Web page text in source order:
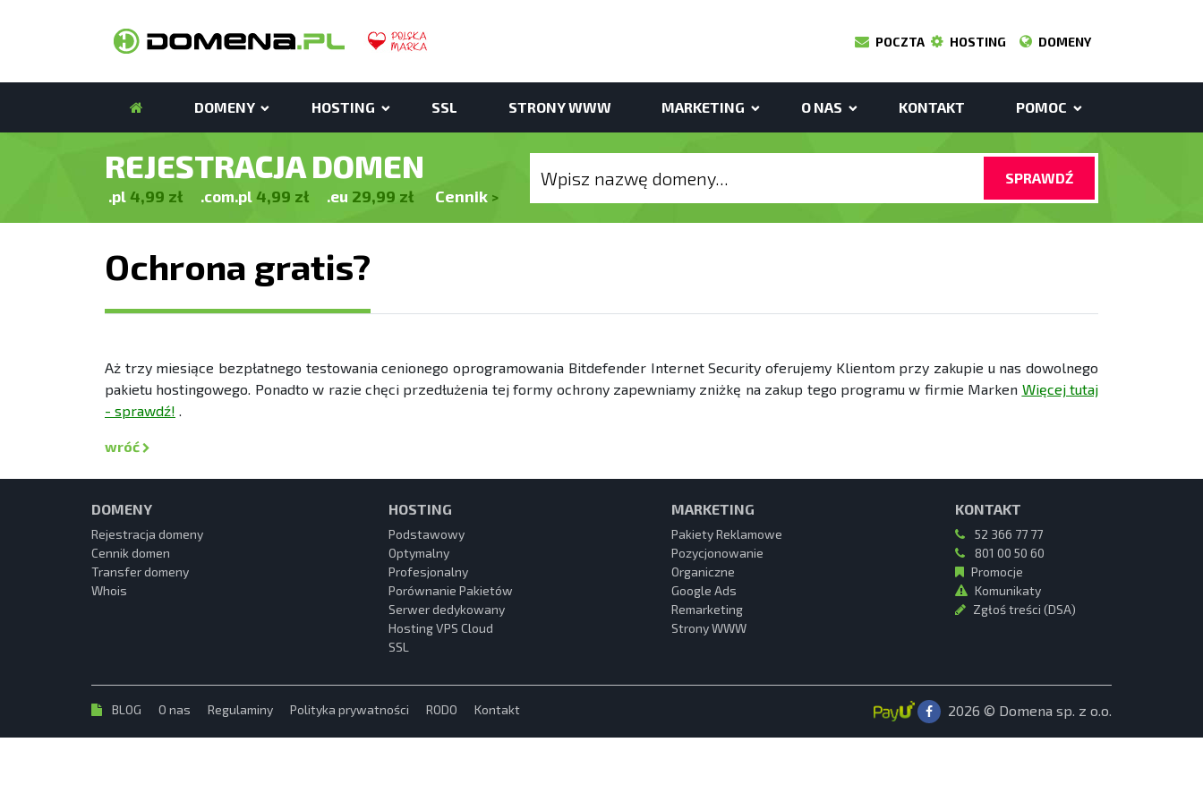
POCZTA HOSTING DOMENY
DOMENY HOSTING SSL STRONY WWW MARKETING O NAS KONTAKT POMOC
REJESTRACJA DOMEN
.pl 4,99 zł .com.pl 4,99 zł .eu 29,99 zł Cennik >
SPRAWDŹ
Ochrona gratis?
Aż trzy miesiące bezpłatnego testowania cenionego oprogramowania Bitdefender Internet Security oferujemy Klientom przy zakupie u nas dowolnego
pakietu hostingowego. Ponadto w razie chęci przedłużenia tej formy ochrony zapewniamy zniżkę na zakup tego programu w firmie Marken Więcej tutaj
- sprawdź! .
wróć
DOMENY
Rejestracja domeny
Cennik domen
Transfer domeny
Whois
HOSTING
Podstawowy
Optymalny
Profesjonalny
Porównanie Pakietów
Serwer dedykowany
Hosting VPS Cloud
SSL
MARKETING
Pakiety Reklamowe
Pozycjonowanie
Organiczne
Google Ads
Remarketing
Strony WWW
KONTAKT
52 366 77 77
801 00 50 60
Promocje
Komunikaty
Zgłoś treści (DSA)
BLOG O nas Regulaminy Polityka prywatności RODO Kontakt 2026 © Domena sp. z o.o.